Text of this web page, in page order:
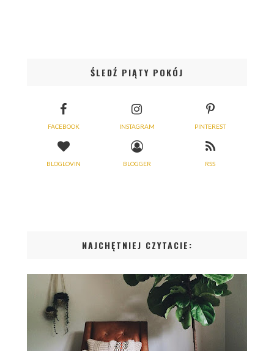
ŚLEDŹ PIĄTY POKÓJ
FACEBOOK INSTAGRAM PINTEREST
BLOGLOVIN BLOGGER RSS
NAJCHĘTNIEJ CZYTACIE: